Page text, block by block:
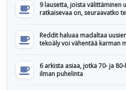
9 lausetta, joista välittäminen
ratkaisevaa on, seuraavatko
Reddit haluaa madaltaa
tekoäly voi vähentää karman
6 arkista asiaa, jotka 70- ja
ilman puhelinta